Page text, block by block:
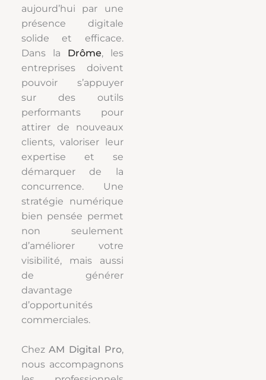
aujourd’hui par une
présence digitale
solide et efficace.
Dans la Drôme, les
entreprises doivent
pouvoir s’appuyer
sur des outils
performants pour
attirer de nouveaux
clients, valoriser leur
expertise et se
démarquer de la
concurrence. Une
stratégie numérique
bien pensée permet
non seulement
d’améliorer votre
visibilité, mais aussi
de générer
davantage
d’opportunités
commerciales.
ChezAM Digital Pro,
nous accompagnons